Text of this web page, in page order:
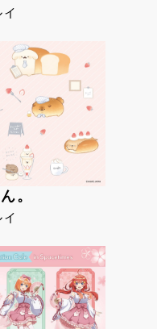
。